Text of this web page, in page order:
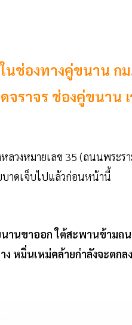
นช่องทางคู่ขนาน ก
จราจร ช่องคู่ขนาน เ
งหมายเลข 35 (ถนนพระรา
าดเจ็บไปแล้วก่อนหน้านี้
านขาออก ใต้สะพานข้ามถ
หมิ่นเหม่คล้ายกำลังจะตกล